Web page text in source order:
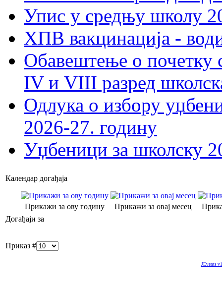
Упис у средњу школу
ХПВ вакцинација -
Обавештење о почетку
IV и VIII разред
Одлука о избору
2026-27. годину
Уџбеници за школску
Календар догађаја
Прикажи за ову годину Прикажи за овај месец
Догађаји за
Приказ #
JEvents